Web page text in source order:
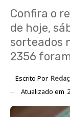
Confira o
de hoje,
sorteados
2356
Escrito Por
Atualizado em